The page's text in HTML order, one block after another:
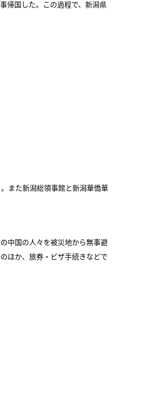
帰国した。この過程で、新潟県
また新潟総領事館と新潟華僑華
中国の人々を被災地から無事避
ほか、旅券・ビザ手続きなどで